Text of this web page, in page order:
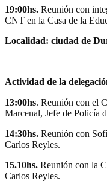
19:00hs. Reunión con
CNT en la Casa de la
Localidad: ciudad de
Actividad de la
13:00hs. Reunión con el
Marcenal, Jefe de Policía
14:30hs. Reunión con
Carlos Reyles.
15.10hs. Reunión con la
Carlos Reyles.